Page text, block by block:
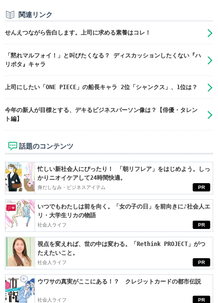
関連リンク
せんえつながら告白します。上司に求める素養はコレ！
「黙れマルフォイ！」と叫びたくなる？ ディスカッションしたくない『ハ
リポタ』キャラ
上司にしたい「ONE PIECE」の船長キャラ 2位「シャンクス」、1位は？
今年の新人が目標とする、デキるビジネスパーソン像は？【俳優・タレン
ト編】
話題のコンテンツ
PR
忙しい新社会人にぴったり！ 「朝リフレア」をはじめよう。しっ
かりニオイケアして24時間快適。
身だしなみ・ビジネスアイテム
PR
いつでもわたしは前を向く。「女の子の日」を前向きに♪社会人エ
リ・大学生リカの物語
社会人ライフ
PR
視点を変えれば、世の中は変わる。「Rethink PROJECT」がつ
たえたいこと。
社会人ライフ
PR
ウワサの真実がここにある！？ クレジットカードの都市伝説
社会人ライフ